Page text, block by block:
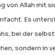
von Allah mit
Es
bei der
sondern in